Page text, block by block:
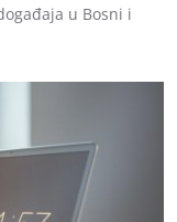
u Bosni i